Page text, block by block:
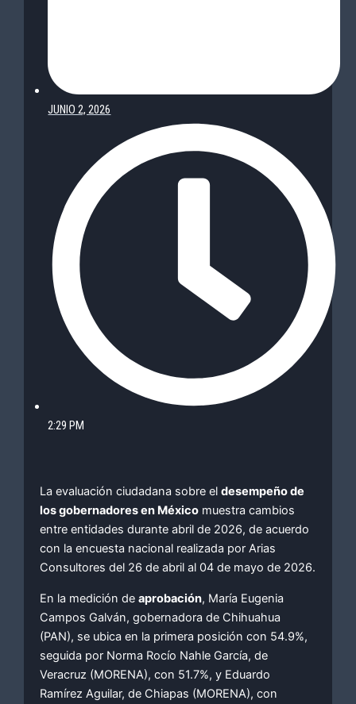
JUNIO 2, 2026
2:29 PM
La evaluación ciudadana sobre eldesempeño de
los gobernadores en México muestra cambios
entre entidades durante abril de 2026, de acuerdo
con la encuesta nacional realizada por Arias
Consultores del 26 de abril al 04 de mayo de 2026.
En la medición deaprobación, María Eugenia
Campos Galván, gobernadora de Chihuahua
(PAN), se ubica en la primera posición con 54.9%,
seguida por Norma Rocío Nahle García, de
Veracruz (MORENA), con 51.7%, y Eduardo
Ramírez Aguilar, de Chiapas (MORENA), con